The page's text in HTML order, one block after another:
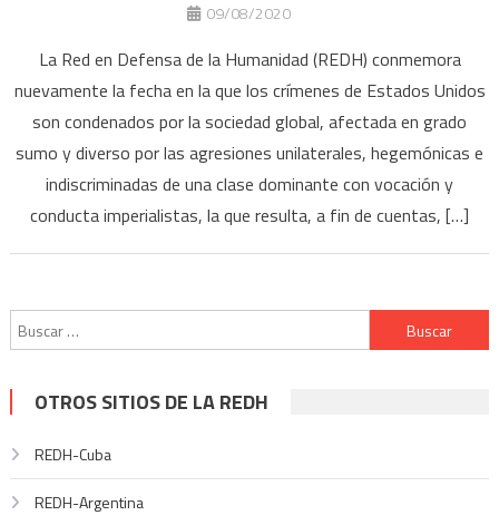
09/08/2020
La Red en Defensa de la Humanidad (REDH) conmemora
nuevamente la fecha en la que los crímenes de Estados Unidos
son condenados por la sociedad global, afectada en grado
sumo y diverso por las agresiones unilaterales, hegemónicas e
indiscriminadas de una clase dominante con vocación y
conducta imperialistas, la que resulta, a fin de cuentas, […]
Buscar:
OTROS SITIOS DE LA REDH
REDH-Cuba
REDH-Argentina